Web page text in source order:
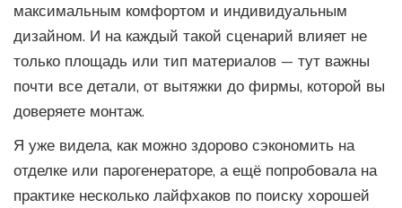
максимальным комфортом и индивидуальным
дизайном. И на каждый такой сценарий влияет не
только площадь или тип материалов — тут важны
почти все детали, от вытяжки до фирмы, которой вы
доверяете монтаж.
Я уже видела, как можно здорово сэкономить на
отделке или парогенераторе, а ещё попробовала на
практике несколько лайфхаков по поиску хорошей